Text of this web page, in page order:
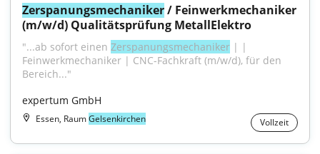
Zerspanungsmechaniker / Feinwerkmechaniker
(m/w/d) Qualitätsprüfung MetallElektro
"...ab sofort einen Zerspanungsmechaniker | |
Feinwerkmechaniker | CNC-Fachkraft (m/w/d), für den
Bereich..."
expertum GmbH
Essen, RaumGelsenkirchen Vollzeit